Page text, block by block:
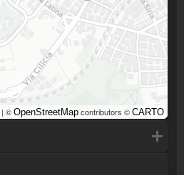
| © OpenStreetMap contributors © CARTO